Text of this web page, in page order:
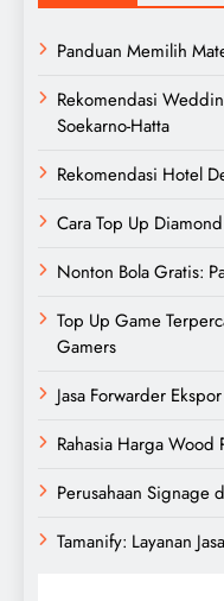
Panduan Memilih
Rekomendasi
Soekarno-Hatta
Rekomendasi Hotel
Cara Top Up
Nonton Bola Gratis:
Top Up Game
Gamers
Jasa Forwarder
Rahasia Harga Wood
Perusahaan Signage
Tamanify: Layanan